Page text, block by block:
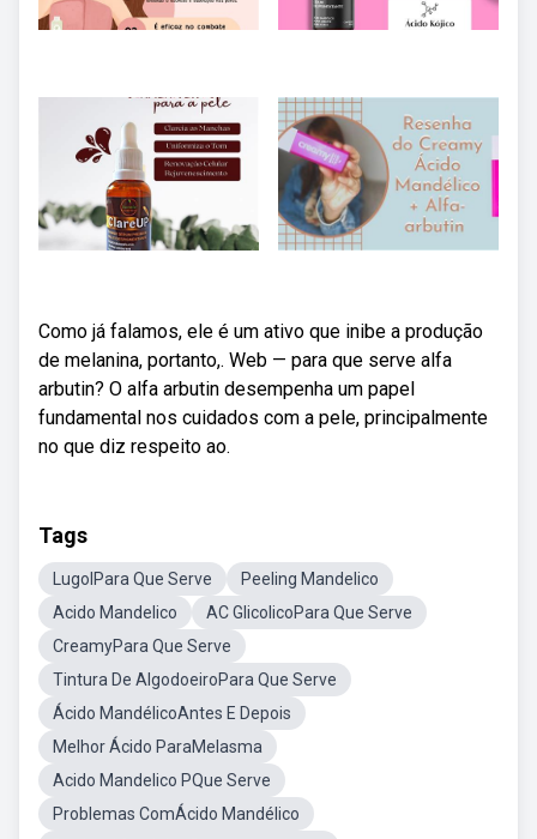
Como já falamos, ele é um ativo que inibe a produção
de melanina, portanto,. Web — para que serve alfa
arbutin? O alfa arbutin desempenha um papel
fundamental nos cuidados com a pele, principalmente
no que diz respeito ao.
Tags
LugolPara Que Serve
Peeling Mandelico
Acido Mandelico
AC GlicolicoPara Que Serve
CreamyPara Que Serve
Tintura De AlgodoeiroPara Que Serve
Ácido MandélicoAntes E Depois
Melhor Ácido ParaMelasma
Acido Mandelico PQue Serve
Problemas ComÁcido Mandélico